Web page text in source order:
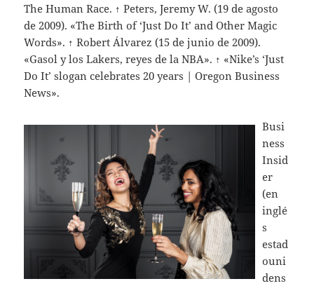
The Human Race. ↑ Peters, Jeremy W. (19 de agosto
de 2009). «The Birth of ‘Just Do It’ and Other Magic
Words». ↑ Robert Álvarez (15 de junio de 2009).
«Gasol y los Lakers, reyes de la NBA». ↑ «Nike’s ‘Just
Do It’ slogan celebrates 20 years | Oregon Business
News».
Busi
ness
Insid
er
(en
inglé
s
estad
ouni
dens